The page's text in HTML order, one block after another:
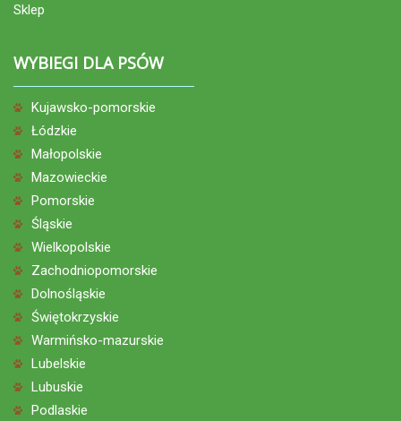
Sklep
WYBIEGI DLA PSÓW
Kujawsko-pomorskie
Łódzkie
Małopolskie
Mazowieckie
Pomorskie
Śląskie
Wielkopolskie
Zachodniopomorskie
Dolnośląskie
Świętokrzyskie
Warmińsko-mazurskie
Lubelskie
Lubuskie
Podlaskie